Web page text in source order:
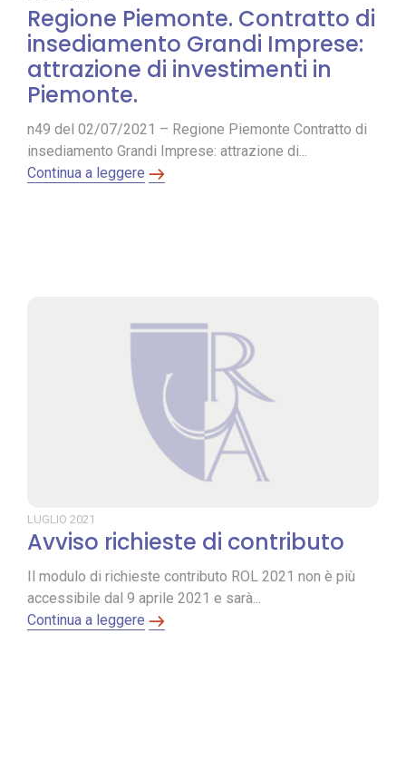
Regione Piemonte. Contratto di
insediamento Grandi Imprese:
attrazione di investimenti in
Piemonte.
n49 del 02/07/2021 – Regione Piemonte Contratto di
insediamento Grandi Imprese: attrazione di...
Continua a leggere
LUGLIO 2021
Avviso richieste di contributo
Il modulo di richieste contributo ROL 2021 non è più
accessibile dal 9 aprile 2021 e sarà...
Continua a leggere